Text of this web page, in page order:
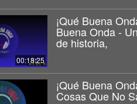
00:18:25
¡Qué Buena
Buena Onda -
de historia,
¡Qué Buena
Cosas Que No